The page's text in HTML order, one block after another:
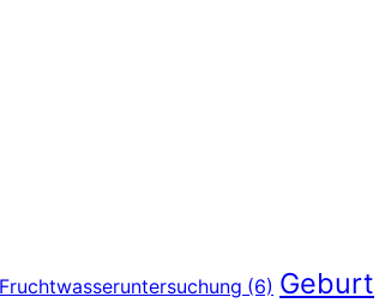
Fruchtwasseruntersuchung (6) Geburt